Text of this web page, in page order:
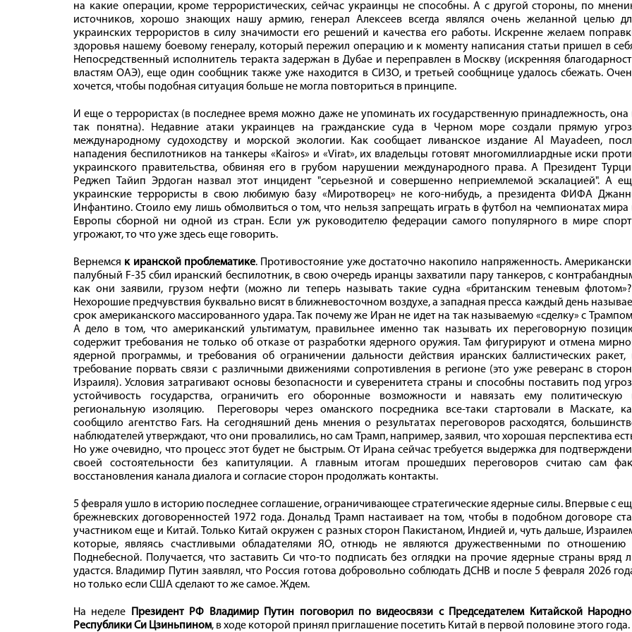
на какие операции, кроме террористических, сейчас украинцы не способны. А с другой стороны, по
источников, хорошо знающих нашу армию, генерал Алексеев всегда являлся очень желанной целью
украинских террористов в силу значимости его решений и качества его работы. Искренне желаем
здоровья нашему боевому генералу, который пережил операцию и к моменту написания статьи пришел в
Непосредственный исполнитель теракта задержан в Дубае и переправлен в Москву (искренняя
властям ОАЭ), еще один сообщник также уже находится в СИЗО, и третьей сообщнице удалось сбежать.
хочется, чтобы подобная ситуация больше не могла повториться в принципе.
И еще о террористах (в последнее время можно даже не упоминать их государственную принадлежность, она
так понятна). Недавние атаки украинцев на гражданские суда в Черном море создали прямую
международному судоходству и морской экологии. Как сообщает ливанское издание Al Mayadeen,
нападения беспилотников на танкеры «Kairos» и «Virat», их владельцы готовят многомиллиардные иски
украинского правительства, обвиняя его в грубом нарушении международного права. А Президент
Реджеп Тайип Эрдоган назвал этот инцидент "серьезной и совершенно неприемлемой эскалацией". А
украинские террористы в свою любимую базу «Миротворец» не кого-нибудь, а президента ФИФА
Инфантино. Стоило ему лишь обмолвиться о том, что нельзя запрещать играть в футбол на чемпионатах мира
Европы сборной ни одной из стран. Если уж руководителю федерации самого популярного в мире
угрожают, то что уже здесь еще говорить.
Вернемся к иранской проблематике. Противостояние уже достаточно накопило напряженность.
палубный F-35 сбил иранский беспилотник, в свою очередь иранцы захватили пару танкеров, с
как они заявили, грузом нефти (можно ли теперь называть такие судна «британским теневым
Нехорошие предчувствия буквально висят в ближневосточном воздухе, а западная пресса каждый день
срок американского массированного удара. Так почему же Иран не идет на так называемую «сделку» с
А дело в том, что американский ультиматум, правильнее именно так называть их переговорную
содержит требования не только об отказе от разработки ядерного оружия. Там фигурируют и отмена
ядерной программы, и требования об ограничении дальности действия иранских баллистических ракет,
требование порвать связи с различными движениями сопротивления в регионе (это уже реверанс в
Израиля). Условия затрагивают основы безопасности и суверенитета страны и способны поставить под
устойчивость государства, ограничить его оборонные возможности и навязать ему политическую
региональную изоляцию. Переговоры через оманского посредника все-таки стартовали в Маскате,
сообщило агентство Fars. На сегодняшний день мнения о результатах переговоров расходятся,
наблюдателей утверждают, что они провалились, но сам Трамп, например, заявил, что хорошая перспектива
Но уже очевидно, что процесс этот будет не быстрым. От Ирана сейчас требуется выдержка для
своей состоятельности без капитуляции. А главным итогам прошедших переговоров считаю сам
восстановления канала диалога и согласие сторон продолжать контакты.
5 февраля ушло в историю последнее соглашение, ограничивающее стратегические ядерные силы. Впервые с
брежневских договоренностей 1972 года. Дональд Трамп настаивает на том, чтобы в подобном договоре
участником еще и Китай. Только Китай окружен с разных сторон Пакистаном, Индией и, чуть дальше,
которые, являясь счастливыми обладателями ЯО, отнюдь не являются дружественными по отношению
Поднебесной. Получается, что заставить Си что-то подписать без оглядки на прочие ядерные страны вряд
удастся. Владимир Путин заявлял, что Россия готова добровольно соблюдать ДСНВ и после 5 февраля 2026
но только если США сделают то же самое. Ждем.
На неделе
Президент РФ Владимир Путин поговорил по видеосвязи с Председателем Китайской
Республики Си Цзиньпином, в ходе которой принял приглашение посетить Китай в первой половине этого года.